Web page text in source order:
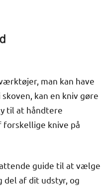
man kan have
kan en kniv gøre
til at håndtere
knive på
guide til at vælge
del af dit udstyr, og